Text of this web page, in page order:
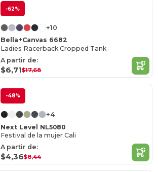
-62%
+10
Bella+Canvas 6682
Ladies Racerback Cropped Tank
A partir de:
$6,71$17,68
-48%
+4
Next Level NL5080
Festival de la mujer Cali
A partir de:
$4,36$8,44